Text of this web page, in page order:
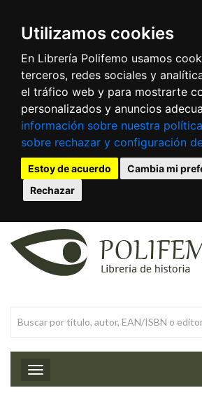
Utilizamos cookies
En Librería Polifemo usamos
terceros, redes sociales y
el tráfico web y para mostrarte
personalizados y anuncios
información sobre nuestra
sobre rechazar y configuración
Estoy de acuerdo
Cambia mi
Rechazar
Toggle navigation